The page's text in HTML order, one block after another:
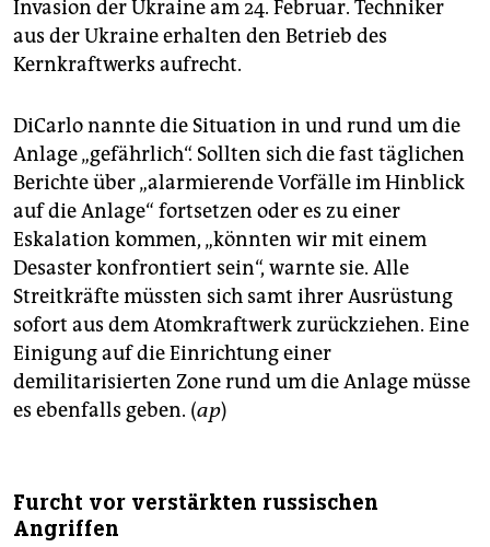
Invasion der Ukraine am 24. Februar. Techniker
aus der Ukraine erhalten den Betrieb des
Kernkraftwerks aufrecht.
DiCarlo nannte die Situation in und rund um die
Anlage „gefährlich“. Sollten sich die fast täglichen
Berichte über „alarmierende Vorfälle im Hinblick
auf die Anlage“ fortsetzen oder es zu einer
Eskalation kommen, „könnten wir mit einem
Desaster konfrontiert sein“, warnte sie. Alle
Streitkräfte müssten sich samt ihrer Ausrüstung
sofort aus dem Atomkraftwerk zurückziehen. Eine
Einigung auf die Einrichtung einer
demilitarisierten Zone rund um die Anlage müsse
es ebenfalls geben. (ap)
Furcht vor verstärkten russischen
Angriffen